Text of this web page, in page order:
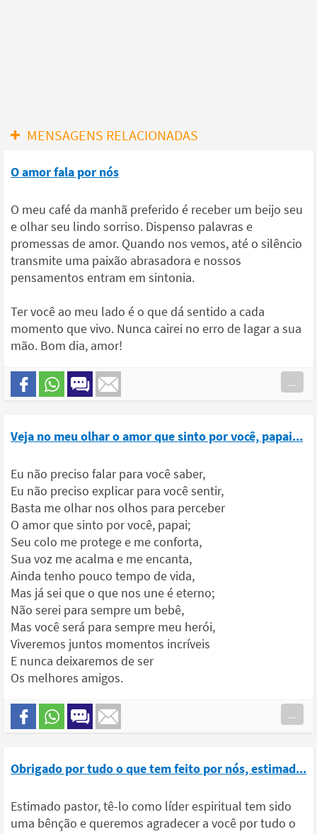
MENSAGENS RELACIONADAS
O amor fala por nós
O meu café da manhã preferido é receber um beijo seu
e olhar seu lindo sorriso. Dispenso palavras e
promessas de amor. Quando nos vemos, até o silêncio
transmite uma paixão abrasadora e nossos
pensamentos entram em sintonia.
Ter você ao meu lado é o que dá sentido a cada
momento que vivo. Nunca cairei no erro de lagar a sua
mão. Bom dia, amor!
...
Veja no meu olhar o amor que sinto por você, papai...
Eu não preciso falar para você saber,
Eu não preciso explicar para você sentir,
Basta me olhar nos olhos para perceber
O amor que sinto por você, papai;
Seu colo me protege e me conforta,
Sua voz me acalma e me encanta,
Ainda tenho pouco tempo de vida,
Mas já sei que o que nos une é eterno;
Não serei para sempre um bebê,
Mas você será para sempre meu herói,
Viveremos juntos momentos incríveis
E nunca deixaremos de ser
Os melhores amigos.
...
Obrigado por tudo o que tem feito por nós, estimad...
Estimado pastor, tê-lo como líder espiritual tem sido
uma bênção e queremos agradecer a você por tudo o